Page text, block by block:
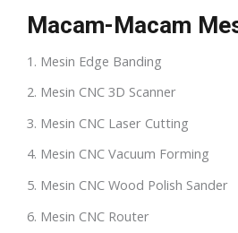
Macam-Macam
1. Mesin Edge Banding
2. Mesin CNC 3D Scanner
3. Mesin CNC Laser Cutting
4. Mesin CNC Vacuum Forming
5. Mesin CNC Wood Polish Sander
6. Mesin CNC Router